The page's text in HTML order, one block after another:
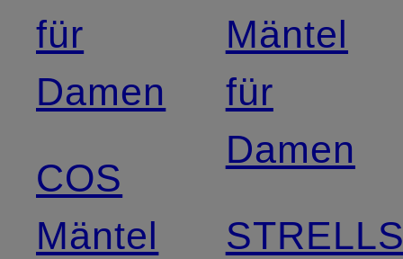
für
Damen
COS
Mäntel
Mäntel
für
Damen